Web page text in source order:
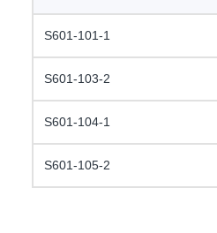
S601-101-1
S601-103-2
S601-104-1
S601-105-2